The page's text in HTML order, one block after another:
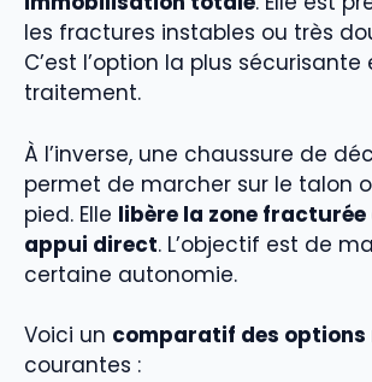
les fractures instables ou très
C’est l’option la plus
traitement.
À l’inverse, une chaussure de
permet de marcher sur le talon
pied. Elle libère la zone
appui direct. L’objectif est de
certaine autonomie.
Voici un comparatif des options
courantes :